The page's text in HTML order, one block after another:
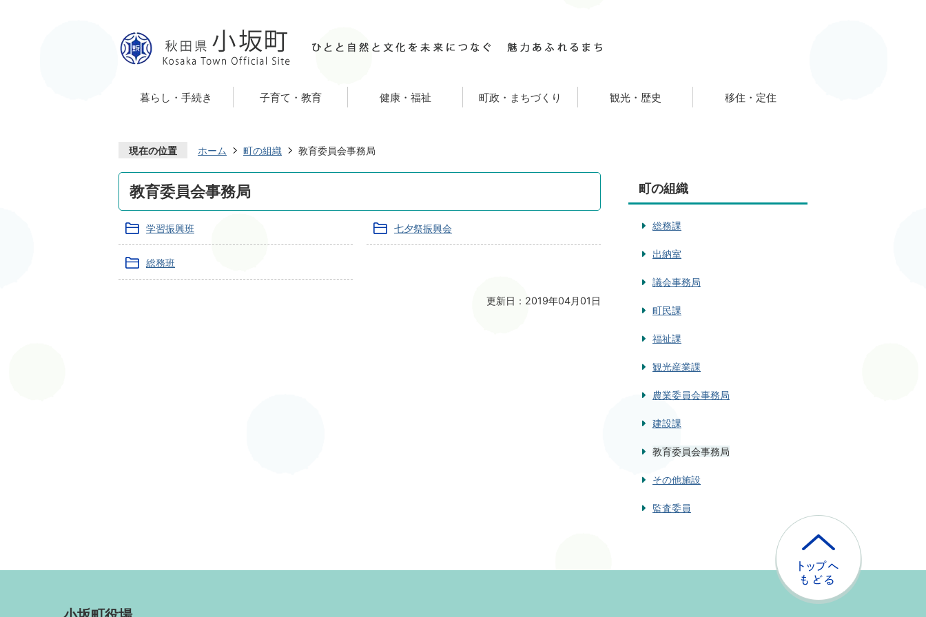
暮らし・手続き 子育て・教育 健康・福祉 町政・まちづくり 観光・歴史 移住・定住
現在の位置 ホーム 町の組織 教育委員会事務局
教育委員会事務局
学習振興班 七夕祭振興会
総務班
更新日：2019年04月01日
町の組織
総務課
出納室
議会事務局
町民課
福祉課
観光産業課
農業委員会事務局
建設課
教育委員会事務局
その他施設
監査委員
戻